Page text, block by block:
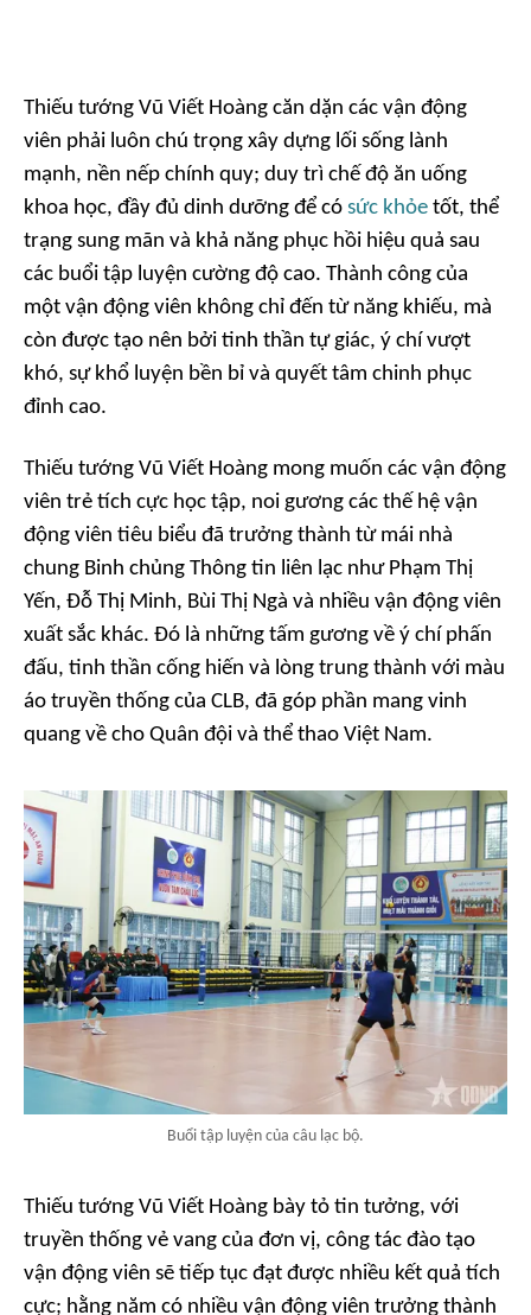
Thiếu tướng Vũ Viết Hoàng căn dặn các vận động
viên phải luôn chú trọng xây dựng lối sống lành
mạnh, nền nếp chính quy; duy trì chế độ ăn uống
khoa học, đầy đủ dinh dưỡng để có sức khỏe tốt, thể
trạng sung mãn và khả năng phục hồi hiệu quả sau
các buổi tập luyện cường độ cao. Thành công của
một vận động viên không chỉ đến từ năng khiếu, mà
còn được tạo nên bởi tinh thần tự giác, ý chí vượt
khó, sự khổ luyện bền bỉ và quyết tâm chinh phục
đỉnh cao.
Thiếu tướng Vũ Viết Hoàng mong muốn các vận động
viên trẻ tích cực học tập, noi gương các thế hệ vận
động viên tiêu biểu đã trưởng thành từ mái nhà
chung Binh chủng Thông tin liên lạc như Phạm Thị
Yến, Đỗ Thị Minh, Bùi Thị Ngà và nhiều vận động viên
xuất sắc khác. Đó là những tấm gương về ý chí phấn
đấu, tinh thần cống hiến và lòng trung thành với màu
áo truyền thống của CLB, đã góp phần mang vinh
quang về cho Quân đội và thể thao Việt Nam.
Buổi tập luyện của câu lạc bộ.
Thiếu tướng Vũ Viết Hoàng bày tỏ tin tưởng, với
truyền thống vẻ vang của đơn vị, công tác đào tạo
vận động viên sẽ tiếp tục đạt được nhiều kết quả tích
cực; hằng năm có nhiều vận động viên trưởng thành